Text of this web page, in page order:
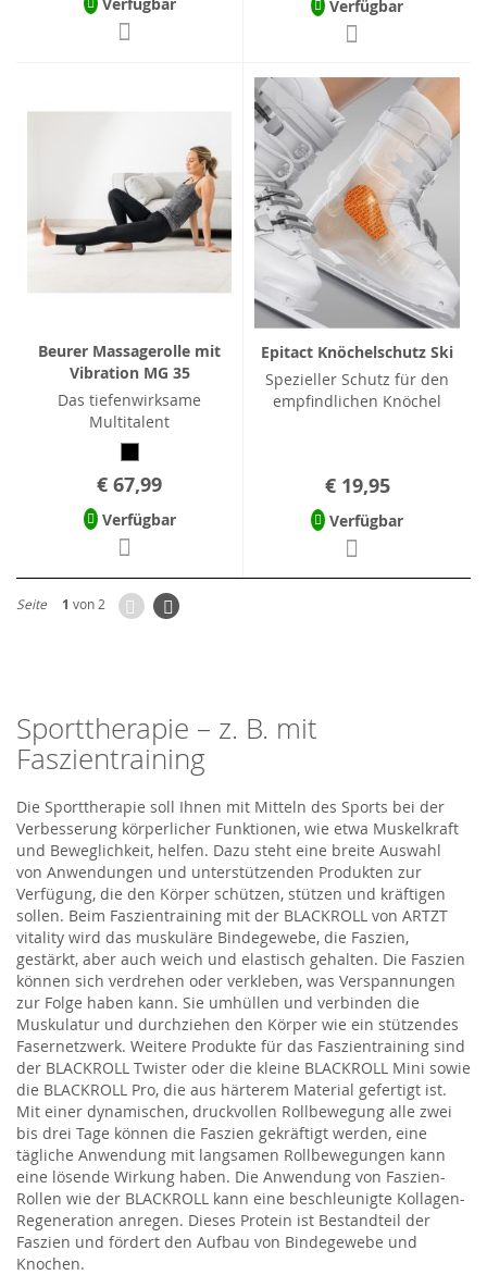
Verfügbar
Beurer Massagerolle mit
Vibration MG 35
Das tiefenwirksame
Multitalent
€ 67,99
Verfügbar
Epitact Knöchelschutz Ski
Spezieller Schutz für den
empfindlichen Knöchel
€ 19,95
Verfügbar
Seite 1 von 2 ZurückSeite
Weiter
Sporttherapie – z. B. mit
Faszientraining
Die Sporttherapie soll Ihnen mit Mitteln des Sports bei der
Verbesserung körperlicher Funktionen, wie etwa Muskelkraft
und Beweglichkeit, helfen. Dazu steht eine breite Auswahl
von Anwendungen und unterstützenden Produkten zur
Verfügung, die den Körper schützen, stützen und kräftigen
sollen. Beim Faszientraining mit der BLACKROLL von ARTZT
vitality wird das muskuläre Bindegewebe, die Faszien,
gestärkt, aber auch weich und elastisch gehalten. Die Faszien
können sich verdrehen oder verkleben, was Verspannungen
zur Folge haben kann. Sie umhüllen und verbinden die
Muskulatur und durchziehen den Körper wie ein stützendes
Fasernetzwerk. Weitere Produkte für das Faszientraining sind
der BLACKROLL Twister oder die kleine BLACKROLL Mini sowie
die BLACKROLL Pro, die aus härterem Material gefertigt ist.
Mit einer dynamischen, druckvollen Rollbewegung alle zwei
bis drei Tage können die Faszien gekräftigt werden, eine
tägliche Anwendung mit langsamen Rollbewegungen kann
eine lösende Wirkung haben. Die Anwendung von Faszien-
Rollen wie der BLACKROLL kann eine beschleunigte Kollagen-
Regeneration anregen. Dieses Protein ist Bestandteil der
Faszien und fördert den Aufbau von Bindegewebe und
Knochen.